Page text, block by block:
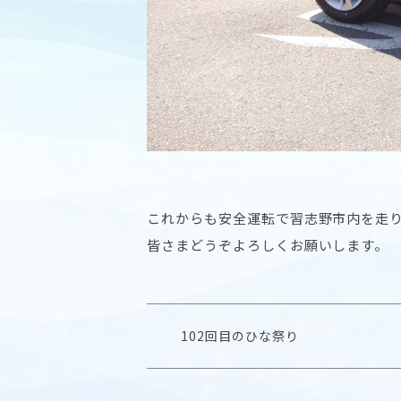
これからも安全運転で習志野市内を走
皆さまどうぞよろしくお願いします。
102回目のひな祭り